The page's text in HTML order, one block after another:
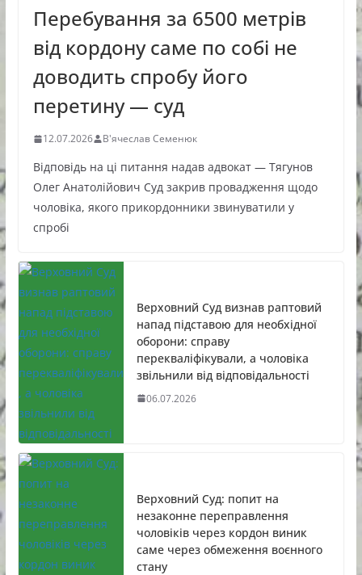
Перебування за 6500 метрів
від кордону саме по собі не
доводить спробу його
перетину — суд
12.07.2026 В'ячеслав Семенюк
Відповідь на ці питання надав адвокат — Тягунов
Олег Анатолійович Суд закрив провадження щодо
чоловіка, якого прикордонники звинуватили у
спробі
Верховний Суд визнав раптовий
напад підставою для необхідної
оборони: справу
перекваліфікували, а чоловіка
звільнили від відповідальності
06.07.2026
Верховний Суд: попит на
незаконне переправлення
чоловіків через кордон виник
саме через обмеження воєнного
стану